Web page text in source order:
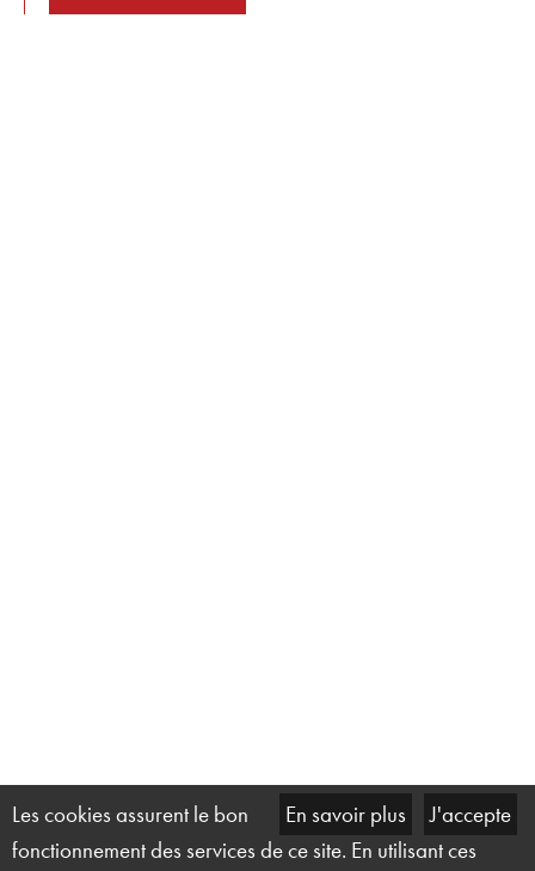
En savoir plus J'accepte
Les cookies assurent le bon
fonctionnement des services de ce site. En utilisant ces